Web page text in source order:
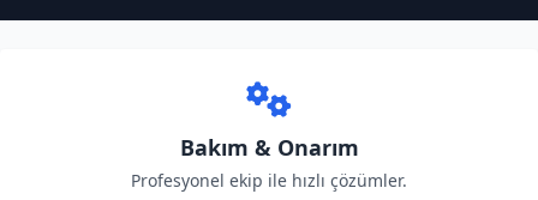
Bakım & Onarım
Profesyonel ekip ile hızlı çözümler.